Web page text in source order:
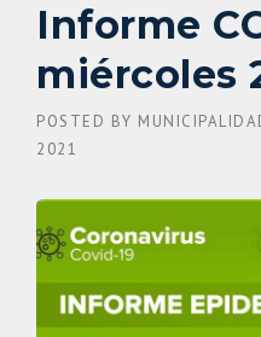
Informe
miércoles
POSTED BY
2021